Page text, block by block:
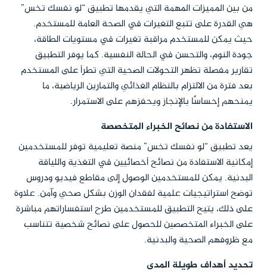
من بين المميزات المهمة التي يقدمها تطبيق “لو نفسك تخس”
هي القدرة على تتبع التغيرات في الصحة العامة للمستخدم.
حيث يمكن للمستخدم مراقبة تغيرات في مستويات الطاقة،
جودة النوم، والتحسن في الحالة النفسية. كما يوفر التطبيق
تقارير مفصلة تظهر التحولات الصحية التي تطرأ على المستخدم
بعد فترة من الالتزام بالنظام الغذائي والتمارين الرياضية، ما
يمنحهم إحساسًا بالإنجاز ويحفزهم على الاستمرار.
الاستفادة من نصائح الخبراء المتخصصة
يعد تطبيق “لو نفسك تخس” منصة تعليمية توفر للمستخدمين
إمكانية الاستفادة من نصائح أخصائيين في التغذية واللياقة
البدنية. يمكن للمستخدمين الوصول إلى مقاطع فيديو ودروس
توضح استراتيجيات علمية لفقدان الوزن بشكل صحي وآمن. علاوة
على ذلك، يتيح التطبيق للمستخدمين طرح استفساراتهم مباشرة
على الخبراء المتخصصين للحصول على نصائح شخصية تتناسب
مع ظروفهم الصحية والبدنية.
تحديد أهداف طويلة المدى